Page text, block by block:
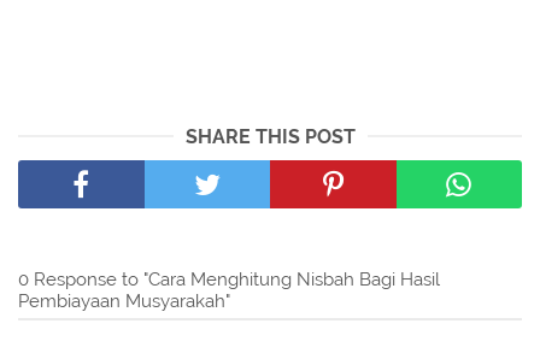
SHARE THIS POST
0 Response to "Cara Menghitung Nisbah Bagi Hasil
Pembiayaan Musyarakah"